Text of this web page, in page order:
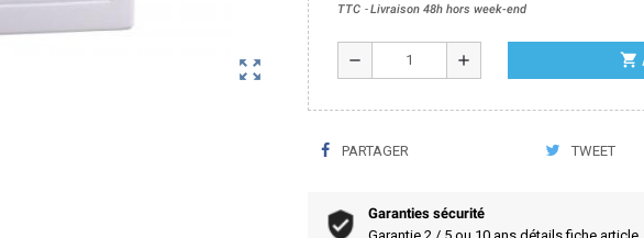
zoom_out_map
TTC Livraison 48h hors week-end
remove add shopping_cart
PARTAGER TWEET
Garanties sécurité